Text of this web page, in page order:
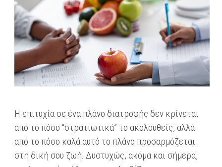
Η επιτυχία σε ένα πλάνο διατροφής δεν κρίνεται
από το πόσο “στρατιωτικά” το ακολουθείς, αλλά
από το πόσο καλά αυτό το πλάνο προσαρμόζεται
στη δική σου ζωή. Δυστυχώς, ακόμα και σήμερα,